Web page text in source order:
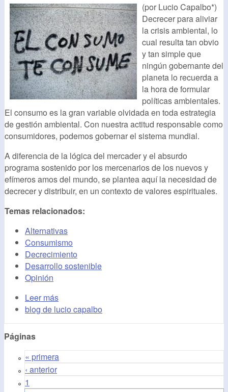
(por Lucio Capalbo*)
Decrecer para aliviar
la crisis ambiental, lo
cual resulta tan obvio
y tan simple que
ningún gobernante del
planeta lo recuerda a
la hora de formular
políticas ambientales.
El consumo es la gran variable olvidada en toda estrategia
de gestión ambiental. Con nuestra actitud responsable como
consumidores, podemos gobernar el sistema mundial.
A diferencia de la lógica del mercader y el absurdo
programa sostenido por los mercenarios de los nuevos y
efímeros amos del mundo, se plantea aquí la necesidad de
decrecer y distribuir, en un contexto de valores espirituales.
Temas relacionados:
Alternativas
Consumismo
Decrecimiento
Desarrollo sostenible
Opinión
Leer más
blog de lucio capalbo
Páginas
« primera
‹ anterior
1